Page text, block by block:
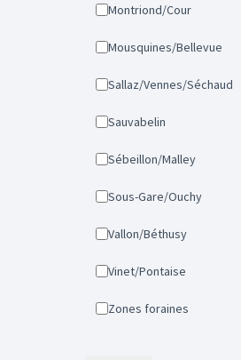
Montriond/Cour
Mousquines/Bellevue
Sallaz/Vennes/Séchaud
Sauvabelin
Sébeillon/Malley
Sous-Gare/Ouchy
Vallon/Béthusy
Vinet/Pontaise
Zones foraines